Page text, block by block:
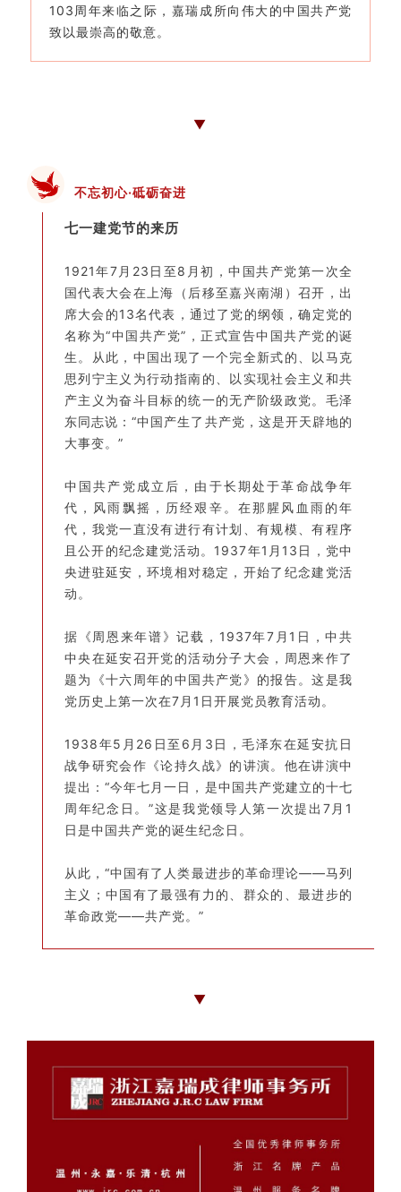
103周年来临之际，嘉瑞成所向伟大的中国共产党
致以最崇高的敬意。
▼
不忘初心·砥砺奋进
七一建党节的来历
1921年7月23日至8月初，中国共产党第一次全
国代表大会在上海（后移至嘉兴南湖）召开，出
席大会的13名代表，通过了党的纲领，确定党的
名称为“中国共产党”，正式宣告中国共产党的诞
生。从此，中国出现了一个完全新式的、以马克
思列宁主义为行动指南的、以实现社会主义和共
产主义为奋斗目标的统一的无产阶级政党。毛泽
东同志说：“中国产生了共产党，这是开天辟地的
大事变。”
中国共产党成立后，由于长期处于革命战争年
代，风雨飘摇，历经艰辛。在那腥风血雨的年
代，我党一直没有进行有计划、有规模、有程序
且公开的纪念建党活动。1937年1月13日，党中
央进驻延安，环境相对稳定，开始了纪念建党活
动。
据《周恩来年谱》记载，1937年7月1日，中共
中央在延安召开党的活动分子大会，周恩来作了
题为《十六周年的中国共产党》的报告。这是我
党历史上第一次在7月1日开展党员教育活动。
1938年5月26日至6月3日，毛泽东在延安抗日
战争研究会作《论持久战》的讲演。他在讲演中
提出：“今年七月一日，是中国共产党建立的十七
周年纪念日。”这是我党领导人第一次提出7月1
日是中国共产党的诞生纪念日。
从此，“中国有了人类最进步的革命理论——马列
主义；中国有了最强有力的、群众的、最进步的
革命政党——共产党。”
▼